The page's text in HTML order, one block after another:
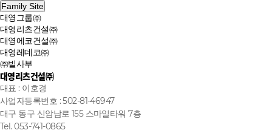
Family Site
대영그룹㈜
대영리츠건설㈜
대영에코건설㈜
대영레데코㈜
㈜빌사부
대영리츠건설㈜
대표 : 이호경
사업자등록번호 : 502-81-46947
대구 동구 신암남로 155 스마일타워 7층
Tel. 053-741-0865